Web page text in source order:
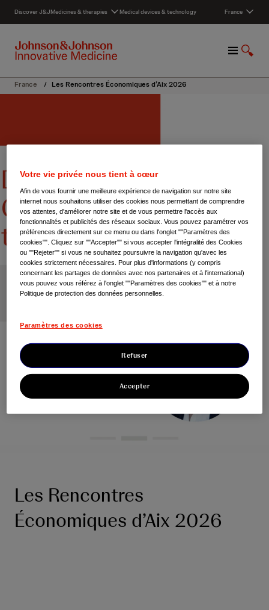
c
o
n
Discover J&JMedicines & therapies Medical devices & technology France
M
n
S
o
r
France / Les Rencontres Économiques d’Aix 2026
Les Rencontres
Économiques d’Aix 2026
Votre vie privée nous tient à cœur
Afin de vous fournir une meilleure expérience de navigation sur notre site
internet nous souhaitons utiliser des cookies nous permettant de comprendre
vos attentes, d'améliorer notre site et de vous permettre l'accès aux
fonctionnalités et publicités des réseaux sociaux. Vous pouvez paramétrer vos
préférences directement sur ce menu ou dans l'onglet ""Paramètres des
cookies"". Cliquez sur ""Accepter"" si vous accepter l'intégralité des Cookies
ou ""Rejeter"" si vous ne souhaitez poursuivre la navigation qu'avec les
cookies strictement nécessaires. Pour plus d'informations (y compris
concernant les partages de données avec nos partenaires et à l'international)
vous pouvez vous référez à l'onglet ""Paramètres des cookies"" et à notre
Politique de protection des données personnelles.
Paramètres des cookies
Refuser
Accepter